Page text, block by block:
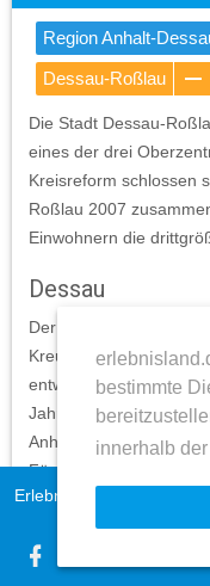
bestimmte
innerhalb der
Region Anhalt-
Dessau-Roßlau
Die Stadt Dessau-
eines der drei
Kreisreform schlossen
Roßlau 2007
Einwohnern die
Dessau
Der Ort Dessau wurde
Kreuzung von
entwickelte sich schnell
Jahr 1470 war Dessau
Anhalt-Dessau. Zur
Fürsten die Burg zu
Marienkirche
Selbstverwaltung ist
Fürstentums von
Erlebnisland Sachsen-